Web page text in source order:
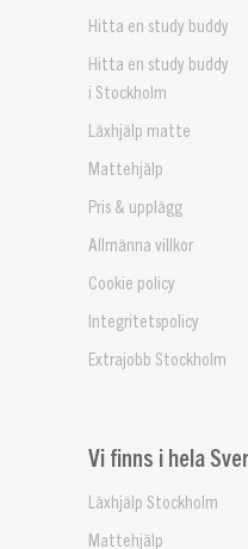
Hitta en study buddy
Hitta en study buddy
i Stockholm
Läxhjälp matte
Mattehjälp
Pris & upplägg
Allmänna villkor
Cookie policy
Integritetspolicy
Extrajobb Stockholm
Vi finns i hela
Läxhjälp Stockholm
Mattehjälp